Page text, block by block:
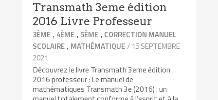
Transmath 3eme édition
2016 Livre Professeur
3ÈME , 4ÈME ,5ÈME , CORRECTION MANUEL
SCOLAIRE , MATHÉMATIQUE/ 15 SEPTEMBRE
2021
Découvrez le livre Transmath 3eme édition
2016 professeur : Le manuel de
mathématiques Transmath 3e (2016) : un